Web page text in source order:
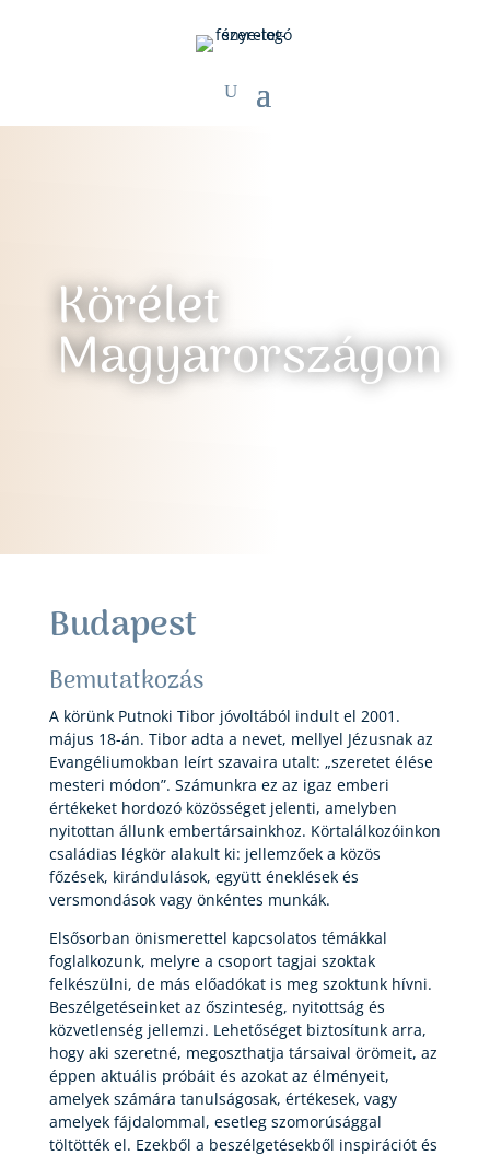
Körélet
Magyarországon
Budapest
Bemutatkozás
A körünk Putnoki Tibor jóvoltából indult el 2001.
május 18-án. Tibor adta a nevet, mellyel Jézusnak az
Evangéliumokban leírt szavaira utalt: „szeretet élése
mesteri módon”. Számunkra ez az igaz emberi
értékeket hordozó közösséget jelenti, amelyben
nyitottan állunk embertársainkhoz. Körtalálkozóinkon
családias légkör alakult ki: jellemzőek a közös
főzések, kirándulások, együtt éneklések és
versmondások vagy önkéntes munkák.
Elsősorban önismerettel kapcsolatos témákkal
foglalkozunk, melyre a csoport tagjai szoktak
felkészülni, de más előadókat is meg szoktunk hívni.
Beszélgetéseinket az őszinteség, nyitottság és
közvetlenség jellemzi. Lehetőséget biztosítunk arra,
hogy aki szeretné, megoszthatja társaival örömeit, az
éppen aktuális próbáit és azokat az élményeit,
amelyek számára tanulságosak, értékesek, vagy
amelyek fájdalommal, esetleg szomorúsággal
töltötték el. Ezekből a beszélgetésekből inspirációt és